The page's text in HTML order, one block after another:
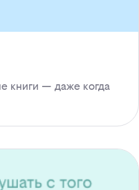
книги — даже когда